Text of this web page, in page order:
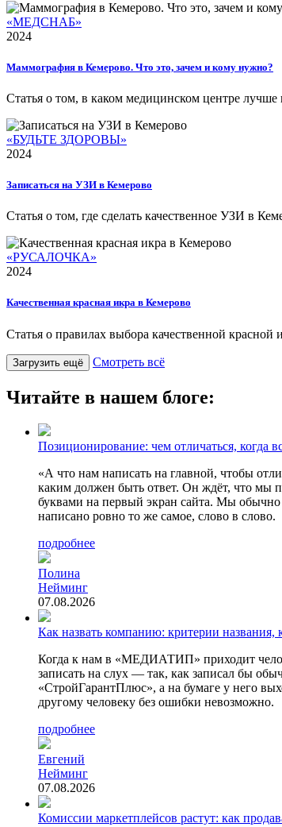
«МЕДСНАБ»
2024
Маммография в Кемерово. Что это, зачем и кому нужно?
Статья о том, в каком медицинском центре
«БУДЬТЕ ЗДОРОВЫ»
2024
Записаться на УЗИ в Кемерово
Статья о том, где сделать качественное УЗИ в
«РУСАЛОЧКА»
2024
Качественная красная икра в Кемерово
Статья о правилах выбора качественной
Загрузить ещё Смотреть всё
Читайте в нашем блоге:
Позиционирование: чем отличаться, когда
«А что нам написать на главной, чтобы
каким должен быть ответ. Он ждёт, что мы
буквами на первый экран сайта. Мы обычно
написано ровно то же самое, слово в слово.
подробнее
Полина
Нейминг
07.08.2026
Как назвать компанию: критерии названия,
Когда к нам в «МЕДИАТИП» приходит
записать на слух — так, как записал бы
«СтройГарантПлюс», а на бумаге у него
другому человеку без ошибки невозможно.
подробнее
Евгений
Нейминг
07.08.2026
Комиссии маркетплейсов растут: как